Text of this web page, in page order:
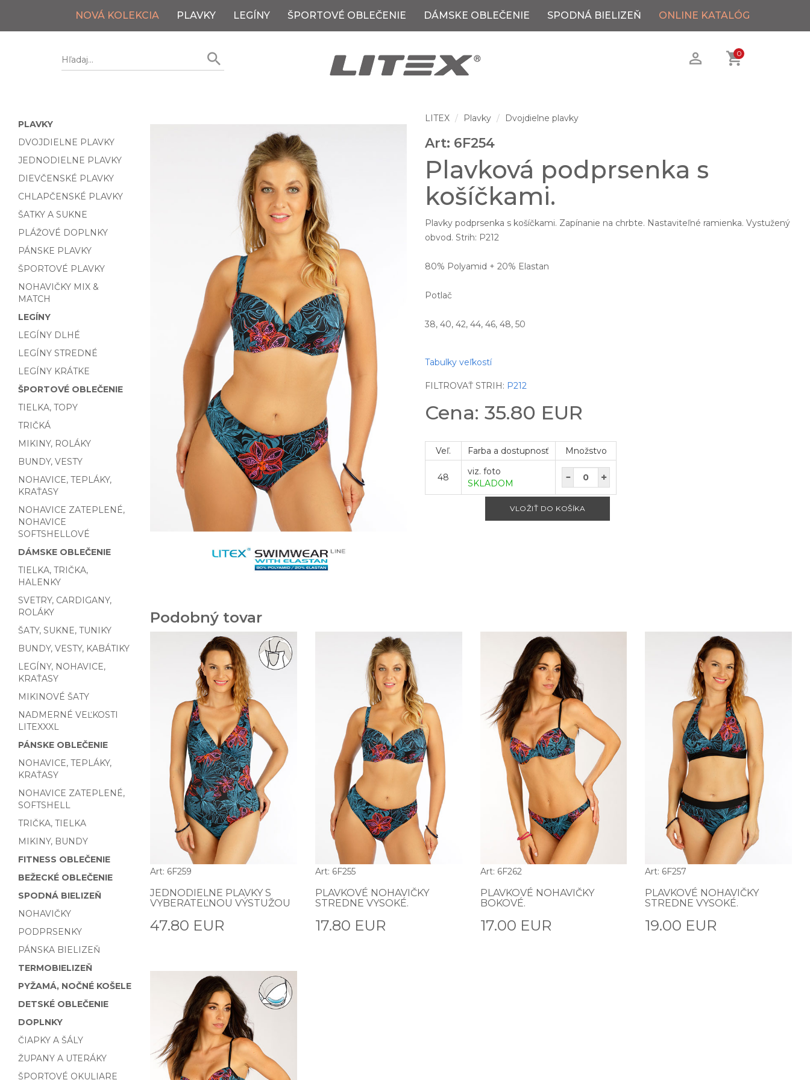
NOVÁ KOLEKCIA PLAVKY LEGÍNY ŠPORTOVÉ OBLEČENIE DÁMSKE OBLEČENIE SPODNÁ BIELIZEŇ ONLINE KATALÓG
0
PLAVKY
DVOJDIELNE PLAVKY
JEDNODIELNE PLAVKY
DIEVČENSKÉ PLAVKY
CHLAPČENSKÉ PLAVKY
ŠATKY A SUKNE
PLÁŽOVÉ DOPLNKY
PÁNSKE PLAVKY
ŠPORTOVÉ PLAVKY
NOHAVIČKY MIX &
MATCH
LEGÍNY
LEGÍNY DLHÉ
LEGÍNY STREDNÉ
LEGÍNY KRÁTKE
ŠPORTOVÉ OBLEČENIE
TIELKA, TOPY
TRIČKÁ
MIKINY, ROLÁKY
BUNDY, VESTY
NOHAVICE, TEPLÁKY,
KRAŤASY
NOHAVICE ZATEPLENÉ,
NOHAVICE
SOFTSHELLOVÉ
DÁMSKE OBLEČENIE
TIELKA, TRIČKA,
HALENKY
SVETRY, CARDIGANY,
ROLÁKY
ŠATY, SUKNE, TUNIKY
BUNDY, VESTY, KABÁTIKY
LEGÍNY, NOHAVICE,
KRAŤASY
MIKINOVÉ ŠATY
NADMERNÉ VEĽKOSTI
LITEXXXL
PÁNSKE OBLEČENIE
NOHAVICE, TEPLÁKY,
KRAŤASY
NOHAVICE ZATEPLENÉ,
SOFTSHELL
TRIČKA, TIELKA
MIKINY, BUNDY
FITNESS OBLEČENIE
BEŽECKÉ OBLEČENIE
SPODNÁ BIELIZEŇ
NOHAVIČKY
PODPRSENKY
PÁNSKA BIELIZEŇ
TERMOBIELIZEŇ
PYŽAMÁ, NOČNÉ KOŠELE
DETSKÉ OBLEČENIE
DOPLNKY
ČIAPKY A ŠÁLY
ŽUPANY A UTERÁKY
ŠPORTOVÉ OKULIARE
LITEX Plavky Dvojdielne plavky
Art: 6F254
Plavková podprsenka s
košíčkami.
Plavky podprsenka s košíčkami. Zapínanie na chrbte. Nastaviteľné ramienka. Vystužený
obvod. Strih: P212
80% Polyamid + 20% Elastan
Potlač
38, 40, 42, 44, 46, 48, 50
Tabulky veľkostí
FILTROVAŤ STRIH: P212
Cena: 35.80 EUR
Veľ. Farba a dostupnosť Množstvo
48
viz. foto
SKLADOM
Podobný tovar
Art: 6F259
JEDNODIELNE PLAVKY S
VYBERATEĽNOU VÝSTUŽOU
47.80 EUR
Art: 6F255
PLAVKOVÉ NOHAVIČKY
STREDNE VYSOKÉ.
17.80 EUR
Art: 6F262
PLAVKOVÉ NOHAVIČKY
BOKOVÉ.
17.00 EUR
Art: 6F257
PLAVKOVÉ NOHAVIČKY
STREDNE VYSOKÉ.
19.00 EUR